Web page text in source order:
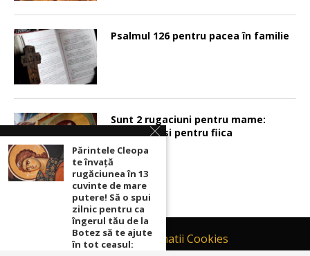
Psalmul 126 pentru pacea în familie
Sunt 2 rugaciuni pentru mame:
pentru fiu si pentru fiica
Contact
Informatii Cookies
Părintele Cleopa
te învață
rugăciunea în 13
cuvinte de mare
putere! Să o spui
zilnic pentru ca
îngerul tău de la
Botez să te ajute
în tot ceasul: